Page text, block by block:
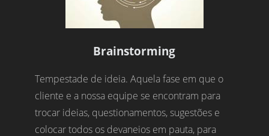
Brainstorming
Tempestade de ideia. Aquela fase em que o
cliente e a nossa equipe se encontram para
trocar ideias, questionamentos, sugestões e
colocar todos os devaneios em pauta, para